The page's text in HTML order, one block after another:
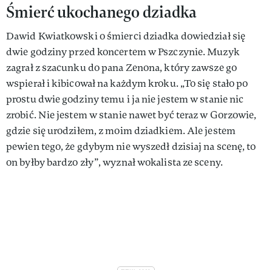
Śmierć ukochanego dziadka
Dawid Kwiatkowski o śmierci dziadka dowiedział się
dwie godziny przed koncertem w Pszczynie. Muzyk
zagrał z szacunku do pana Zenona, który zawsze go
wspierał i kibicował na każdym kroku. „To się stało po
prostu dwie godziny temu i ja nie jestem w stanie nic
zrobić. Nie jestem w stanie nawet być teraz w Gorzowie,
gdzie się urodziłem, z moim dziadkiem. Ale jestem
pewien tego, że gdybym nie wyszedł dzisiaj na scenę, to
on byłby bardzo zły”, wyznał wokalista ze sceny.